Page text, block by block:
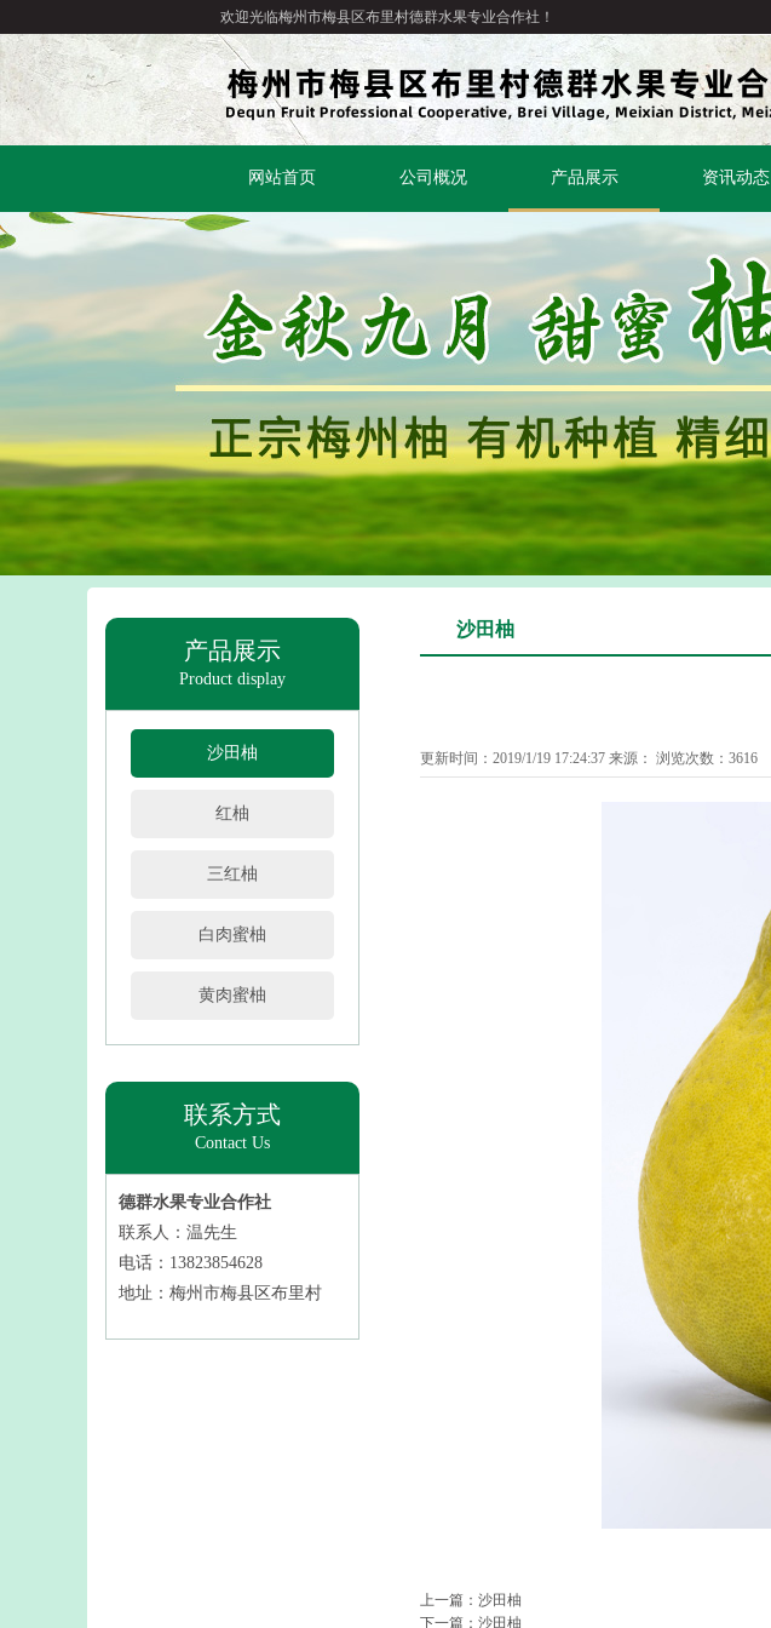
欢迎光临梅州市梅县区布里村德群水果专业合作社！
网站首页 公司概况 产品展示 资讯动态
产品展示
Product display
沙田柚
红柚
三红柚
白肉蜜柚
黄肉蜜柚
联系方式
Contact Us
德群水果专业合作社
联系人：温先生
电话：13823854628
地址：梅州市梅县区布里村
沙田柚
更新时间：2019/1/19 17:24:37 来源： 浏览次数：3616
上一篇： 沙田柚
下一篇： 沙田柚